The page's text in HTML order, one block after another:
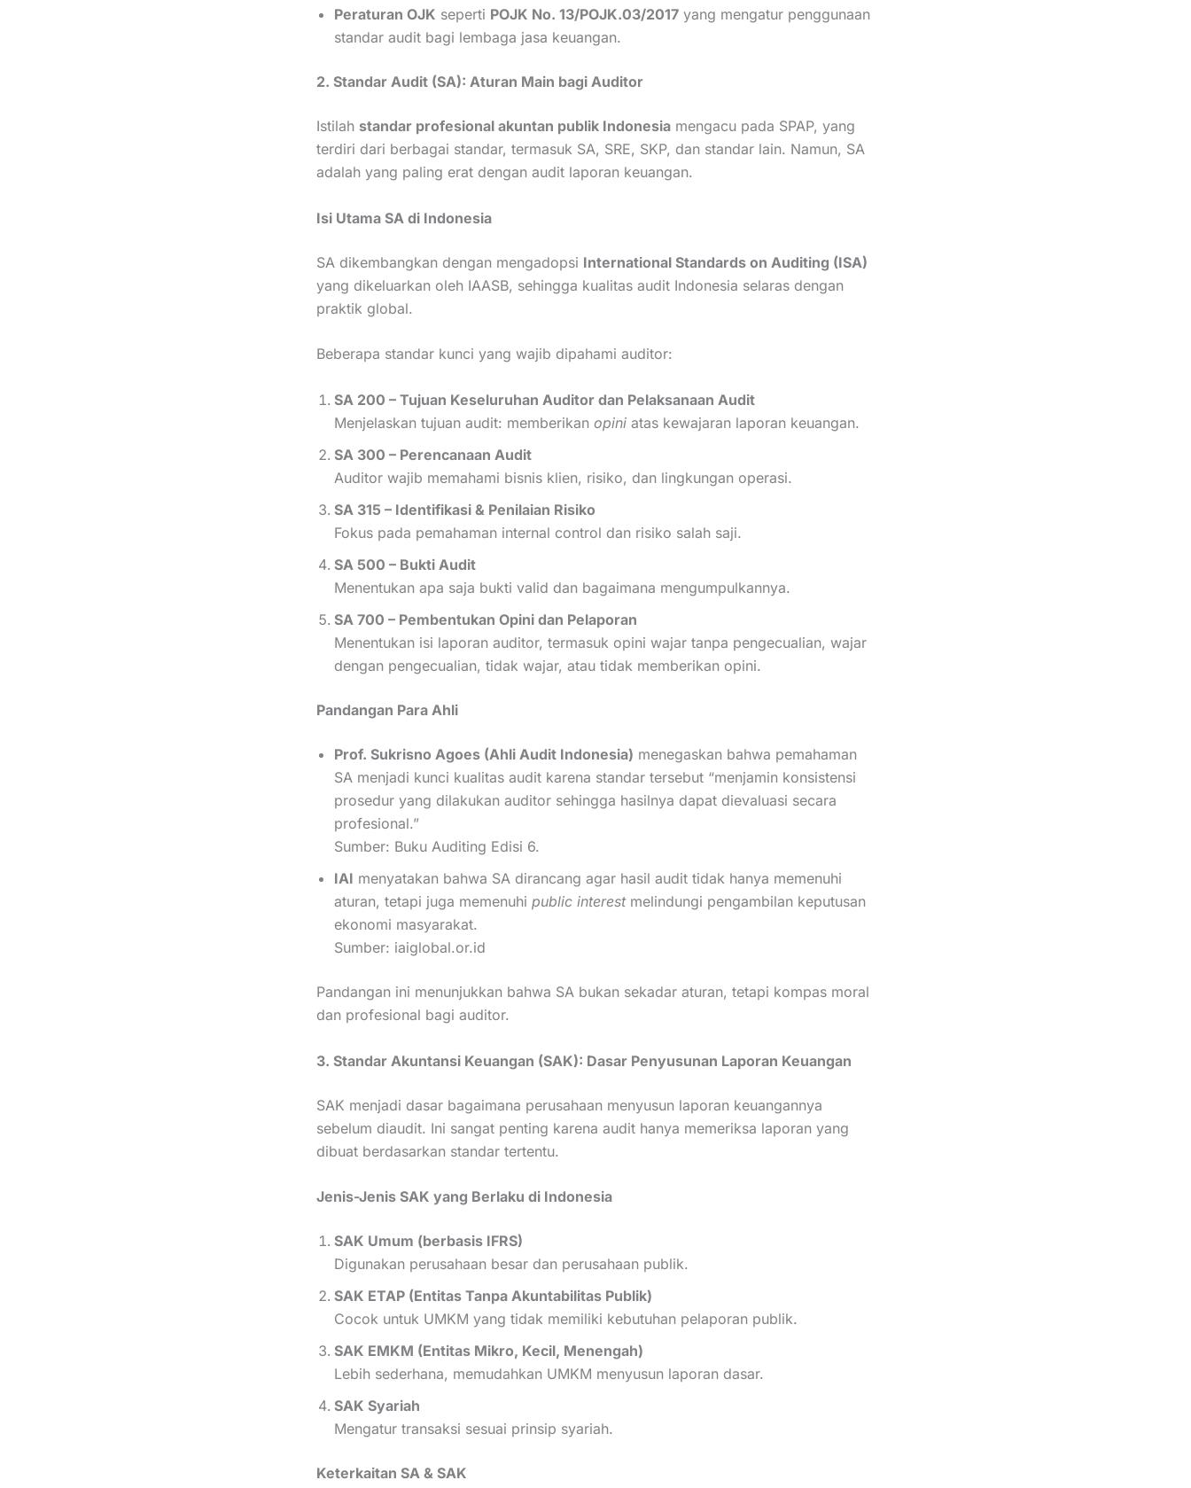
Peraturan OJK seperti POJK No. 13/POJK.03/2017 yang mengatur penggunaan
standar audit bagi lembaga jasa keuangan.
2. Standar Audit (SA): Aturan Main bagi Auditor
Istilah standar profesional akuntan publik Indonesia mengacu pada SPAP, yang
terdiri dari berbagai standar, termasuk SA, SRE, SKP, dan standar lain. Namun, SA
adalah yang paling erat dengan audit laporan keuangan.
Isi Utama SA di Indonesia
SA dikembangkan dengan mengadopsi International Standards on Auditing (ISA)
yang dikeluarkan oleh IAASB, sehingga kualitas audit Indonesia selaras dengan
praktik global.
Beberapa standar kunci yang wajib dipahami auditor:
SA 200 – Tujuan Keseluruhan Auditor dan Pelaksanaan Audit
Menjelaskan tujuan audit: memberikan opini atas kewajaran laporan keuangan.
SA 300 – Perencanaan Audit
Auditor wajib memahami bisnis klien, risiko, dan lingkungan operasi.
SA 315 – Identifikasi & Penilaian Risiko
Fokus pada pemahaman internal control dan risiko salah saji.
SA 500 – Bukti Audit
Menentukan apa saja bukti valid dan bagaimana mengumpulkannya.
SA 700 – Pembentukan Opini dan Pelaporan
Menentukan isi laporan auditor, termasuk opini wajar tanpa pengecualian, wajar
dengan pengecualian, tidak wajar, atau tidak memberikan opini.
Pandangan Para Ahli
Prof. Sukrisno Agoes (Ahli Audit Indonesia) menegaskan bahwa pemahaman
SA menjadi kunci kualitas audit karena standar tersebut “menjamin konsistensi
prosedur yang dilakukan auditor sehingga hasilnya dapat dievaluasi secara
profesional.”
Sumber: Buku Auditing Edisi 6.
IAI menyatakan bahwa SA dirancang agar hasil audit tidak hanya memenuhi
aturan, tetapi juga memenuhi public interestmelindungi pengambilan keputusan
ekonomi masyarakat.
Sumber: iaiglobal.or.id
Pandangan ini menunjukkan bahwa SA bukan sekadar aturan, tetapi kompas moral
dan profesional bagi auditor.
3. Standar Akuntansi Keuangan (SAK): Dasar Penyusunan Laporan Keuangan
SAK menjadi dasar bagaimana perusahaan menyusun laporan keuangannya
sebelum diaudit. Ini sangat penting karena audit hanya memeriksa laporan yang
dibuat berdasarkan standar tertentu.
Jenis-Jenis SAK yang Berlaku di Indonesia
SAK Umum (berbasis IFRS)
Digunakan perusahaan besar dan perusahaan publik.
SAK ETAP (Entitas Tanpa Akuntabilitas Publik)
Cocok untuk UMKM yang tidak memiliki kebutuhan pelaporan publik.
SAK EMKM (Entitas Mikro, Kecil, Menengah)
Lebih sederhana, memudahkan UMKM menyusun laporan dasar.
SAK Syariah
Mengatur transaksi sesuai prinsip syariah.
Keterkaitan SA & SAK